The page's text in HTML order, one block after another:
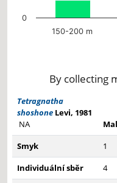
150-200 m
0
By collecting
Tetragnatha
shoshone Levi, 1981
NA
Smyk
1
Individuální sběr
4